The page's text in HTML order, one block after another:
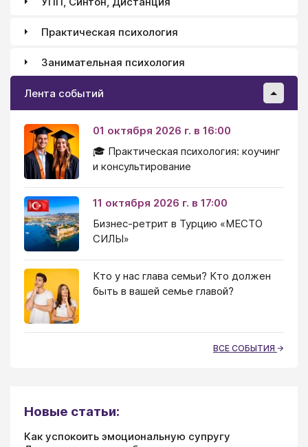
свою ситуацию. Посмотрите теперь на свою жизнь
снова обращаться к самому себе со следующими
Практическая психология
Занимательная психология
Лента событий
01 октября 2026 г. в 16:00
🎓 Практическая психология: коучинг
и консультирование
11 октября 2026 г. в 17:00
Бизнес-ретрит в Турцию «МЕСТО
СИЛЫ»
Кто у нас глава семьи? Кто должен
быть в вашей семье главой?
ВСЕ СОБЫТИЯ
Новые статьи:
Как успокоить эмоциональную супругу